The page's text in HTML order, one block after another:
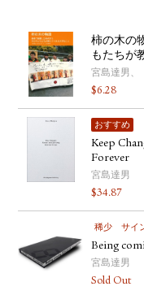
柿の木の
もたちが
宮島達男、
$6.28
おすすめ
Keep
Forever
宮島達男
$34.87
稀少 サイ
Being
宮島達男
Sold Out